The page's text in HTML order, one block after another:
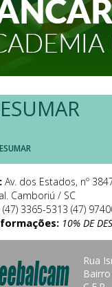
Av. dos Estados, nº
Camboriú / SC
(47) 3365-5313 (47)
10% DE
Rua